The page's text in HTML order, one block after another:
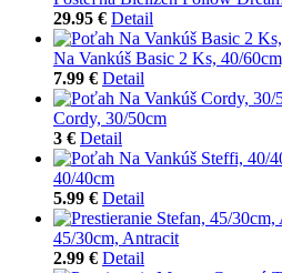
29.95 € Detail
Na Vankúš Basic 2 Ks, 40/
7.99 € Detail
Cordy, 30/50cm
3 € Detail
40/40cm
5.99 € Detail
45/30cm, Antracit
2.99 € Detail